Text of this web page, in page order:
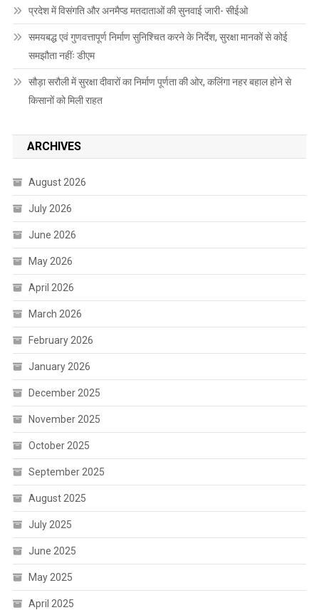
प्रदेश में विसंगति और अनमैप्ड मतदाताओं की सुनवाई जारी- सीईओ
समयबद्ध एवं गुणवत्तापूर्ण निर्माण सुनिश्चित करने के निर्देश, सुरक्षा मानकों से कोई
समझौता नहींः डीएम
सौड़ा सरौली में सुरक्षा दीवारों का निर्माण पूर्णता की ओर, कलिंगा नहर बहाल होने से
किसानों को मिली राहत
ARCHIVES
August 2026
July 2026
June 2026
May 2026
April 2026
March 2026
February 2026
January 2026
December 2025
November 2025
October 2025
September 2025
August 2025
July 2025
June 2025
May 2025
April 2025